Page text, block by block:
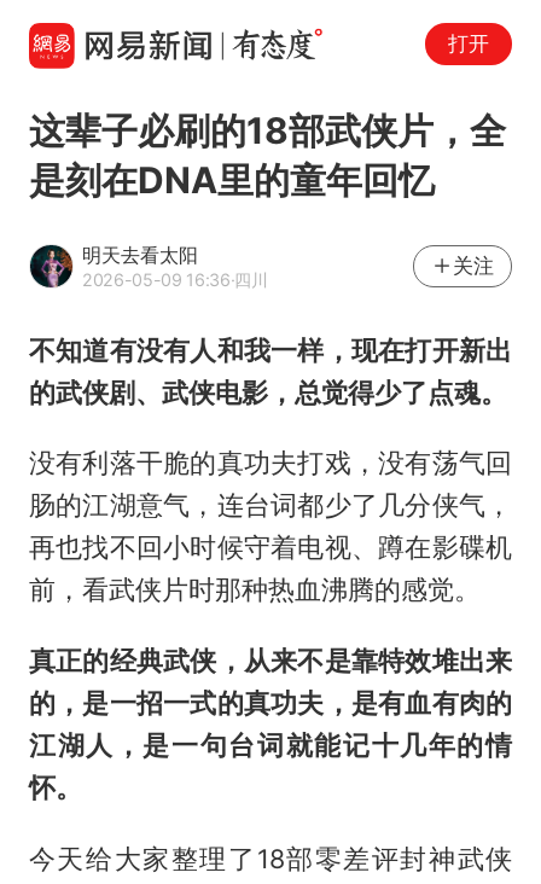
打开
这辈子必刷的18部武侠片，全
是刻在DNA里的童年回忆
明天去看太阳
2026-05-09 16:36·四川
关注
不知道有没有人和我一样，现在打开新出
的武侠剧、武侠电影，总觉得少了点魂。
没有利落干脆的真功夫打戏，没有荡气回
肠的江湖意气，连台词都少了几分侠气，
再也找不回小时候守着电视、蹲在影碟机
前，看武侠片时那种热血沸腾的感觉。
真正的经典武侠，从来不是靠特效堆出来
的，是一招一式的真功夫，是有血有肉的
江湖人，是一句台词就能记十几年的情
怀。
今天给大家整理了18部零差评封神武侠